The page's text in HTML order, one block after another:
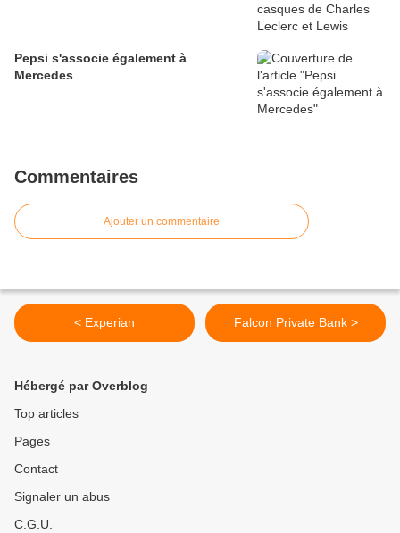
Pepsi s'associe également à
Mercedes
Commentaires
Ajouter un commentaire
< Experian Falcon Private Bank >
Hébergé par Overblog
Top articles
Pages
Contact
Signaler un abus
C.G.U.